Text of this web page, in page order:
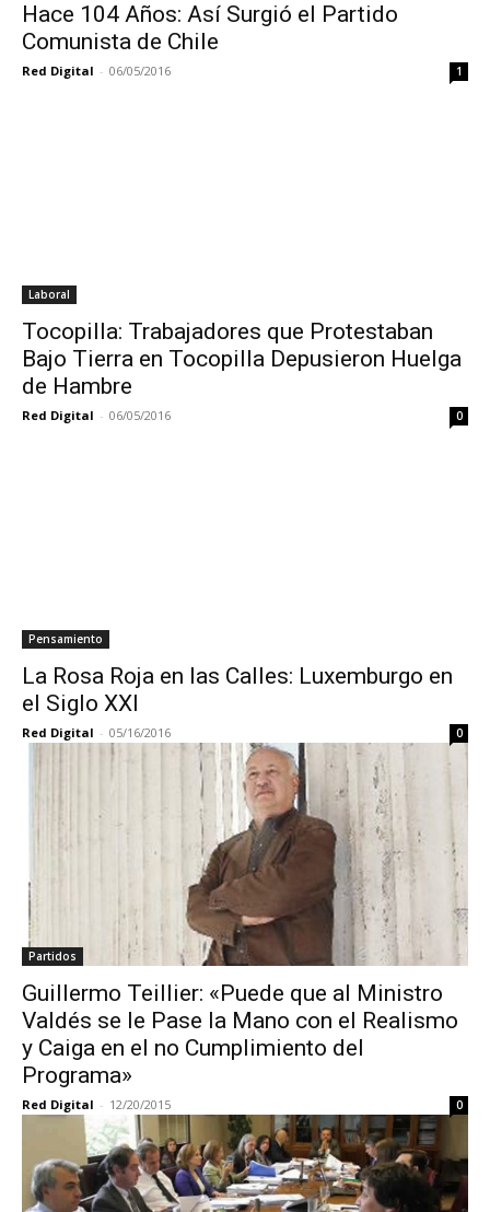
Hace 104 Años: Así Surgió el Partido
Comunista de Chile
Red Digital - 06/05/2016 1
Laboral
Tocopilla: Trabajadores que Protestaban
Bajo Tierra en Tocopilla Depusieron Huelga
de Hambre
Red Digital - 06/05/2016 0
Pensamiento
La Rosa Roja en las Calles: Luxemburgo en
el Siglo XXI
Red Digital - 05/16/2016 0
Partidos
Guillermo Teillier: «Puede que al Ministro
Valdés se le Pase la Mano con el Realismo
y Caiga en el no Cumplimiento del
Programa»
Red Digital - 12/20/2015 0